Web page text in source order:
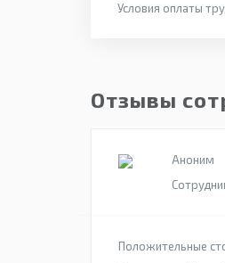
Условия оплаты
Отзывы
Аноним
Положительные